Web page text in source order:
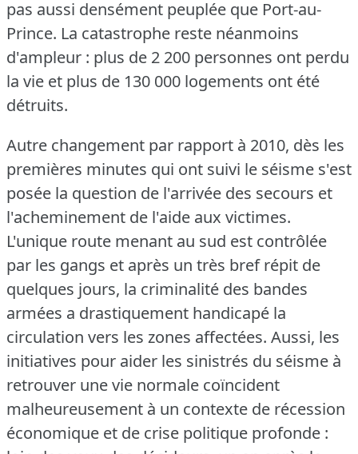
pas aussi densément peuplée que Port-au-
Prince. La catastrophe reste néanmoins
d'ampleur : plus de 2 200 personnes ont perdu
la vie et plus de 130 000 logements ont été
détruits.
Autre changement par rapport à 2010, dès les
premières minutes qui ont suivi le séisme s'est
posée la question de l'arrivée des secours et
l'acheminement de l'aide aux victimes.
L'unique route menant au sud est contrôlée
par les gangs et après un très bref répit de
quelques jours, la criminalité des bandes
armées a drastiquement handicapé la
circulation vers les zones affectées. Aussi, les
initiatives pour aider les sinistrés du séisme à
retrouver une vie normale coïncident
malheureusement à un contexte de récession
économique et de crise politique profonde :